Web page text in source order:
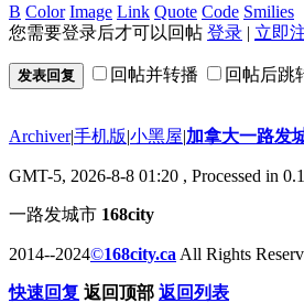
B Color Image Link Quote Code Smilies
您需要登录后才可以回帖 登录 | 立即
发表回复 回帖并转播 回帖后跳
Archiver|手机版|小黑屋|加拿大一路发
GMT-5, 2026-8-8 01:20 , Processed in
一路发城市 168city
2014--2024©168city.ca All Rights
快速回复 返回顶部 返回列表